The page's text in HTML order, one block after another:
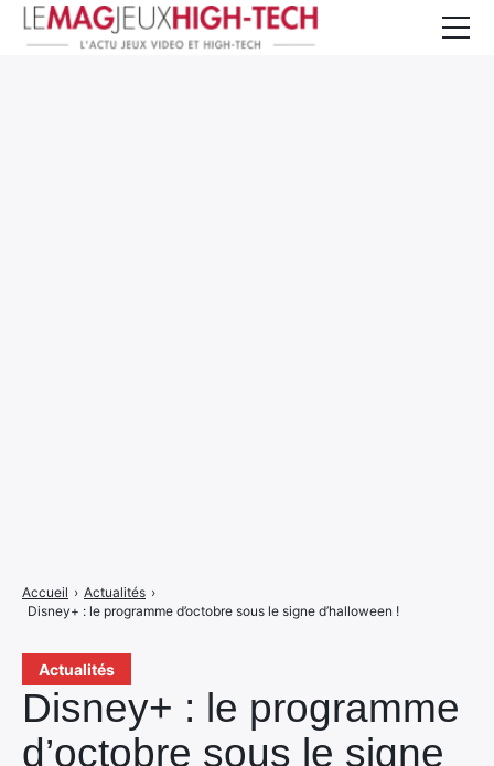
Actualités
Disney+ : le programme
d’octobre sous le signe
Accueil › Actualités ›
Disney+ : le programme d’octobre sous le signe d’halloween !